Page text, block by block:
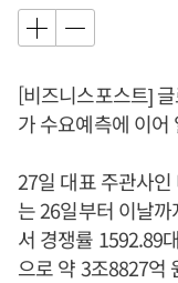
[비즈니스포스트]
가 수요예측에 이어
27일 대표 주관사
는 26일부터 이날
서 경쟁률 1592.89
으로 약 3조8827억